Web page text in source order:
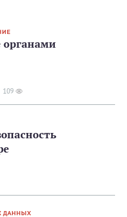
109
ДАННЫХ